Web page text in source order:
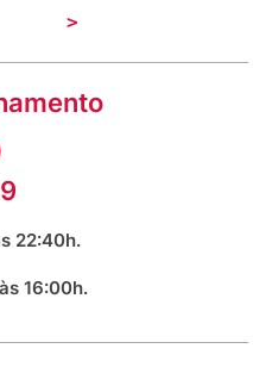
22:40h.
16:00h.